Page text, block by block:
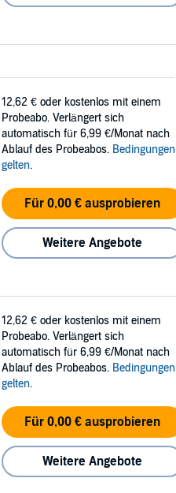
12,62 € oder kostenlos mit einem
Probeabo. Verlängert sich
automatisch für 6,99 €/Monat nach
Ablauf des Probeabos. Bedingungen
gelten.
Für 0,00 € ausprobieren
Weitere Angebote
12,62 € oder kostenlos mit einem
Probeabo. Verlängert sich
automatisch für 6,99 €/Monat nach
Ablauf des Probeabos. Bedingungen
gelten.
Für 0,00 € ausprobieren
Weitere Angebote